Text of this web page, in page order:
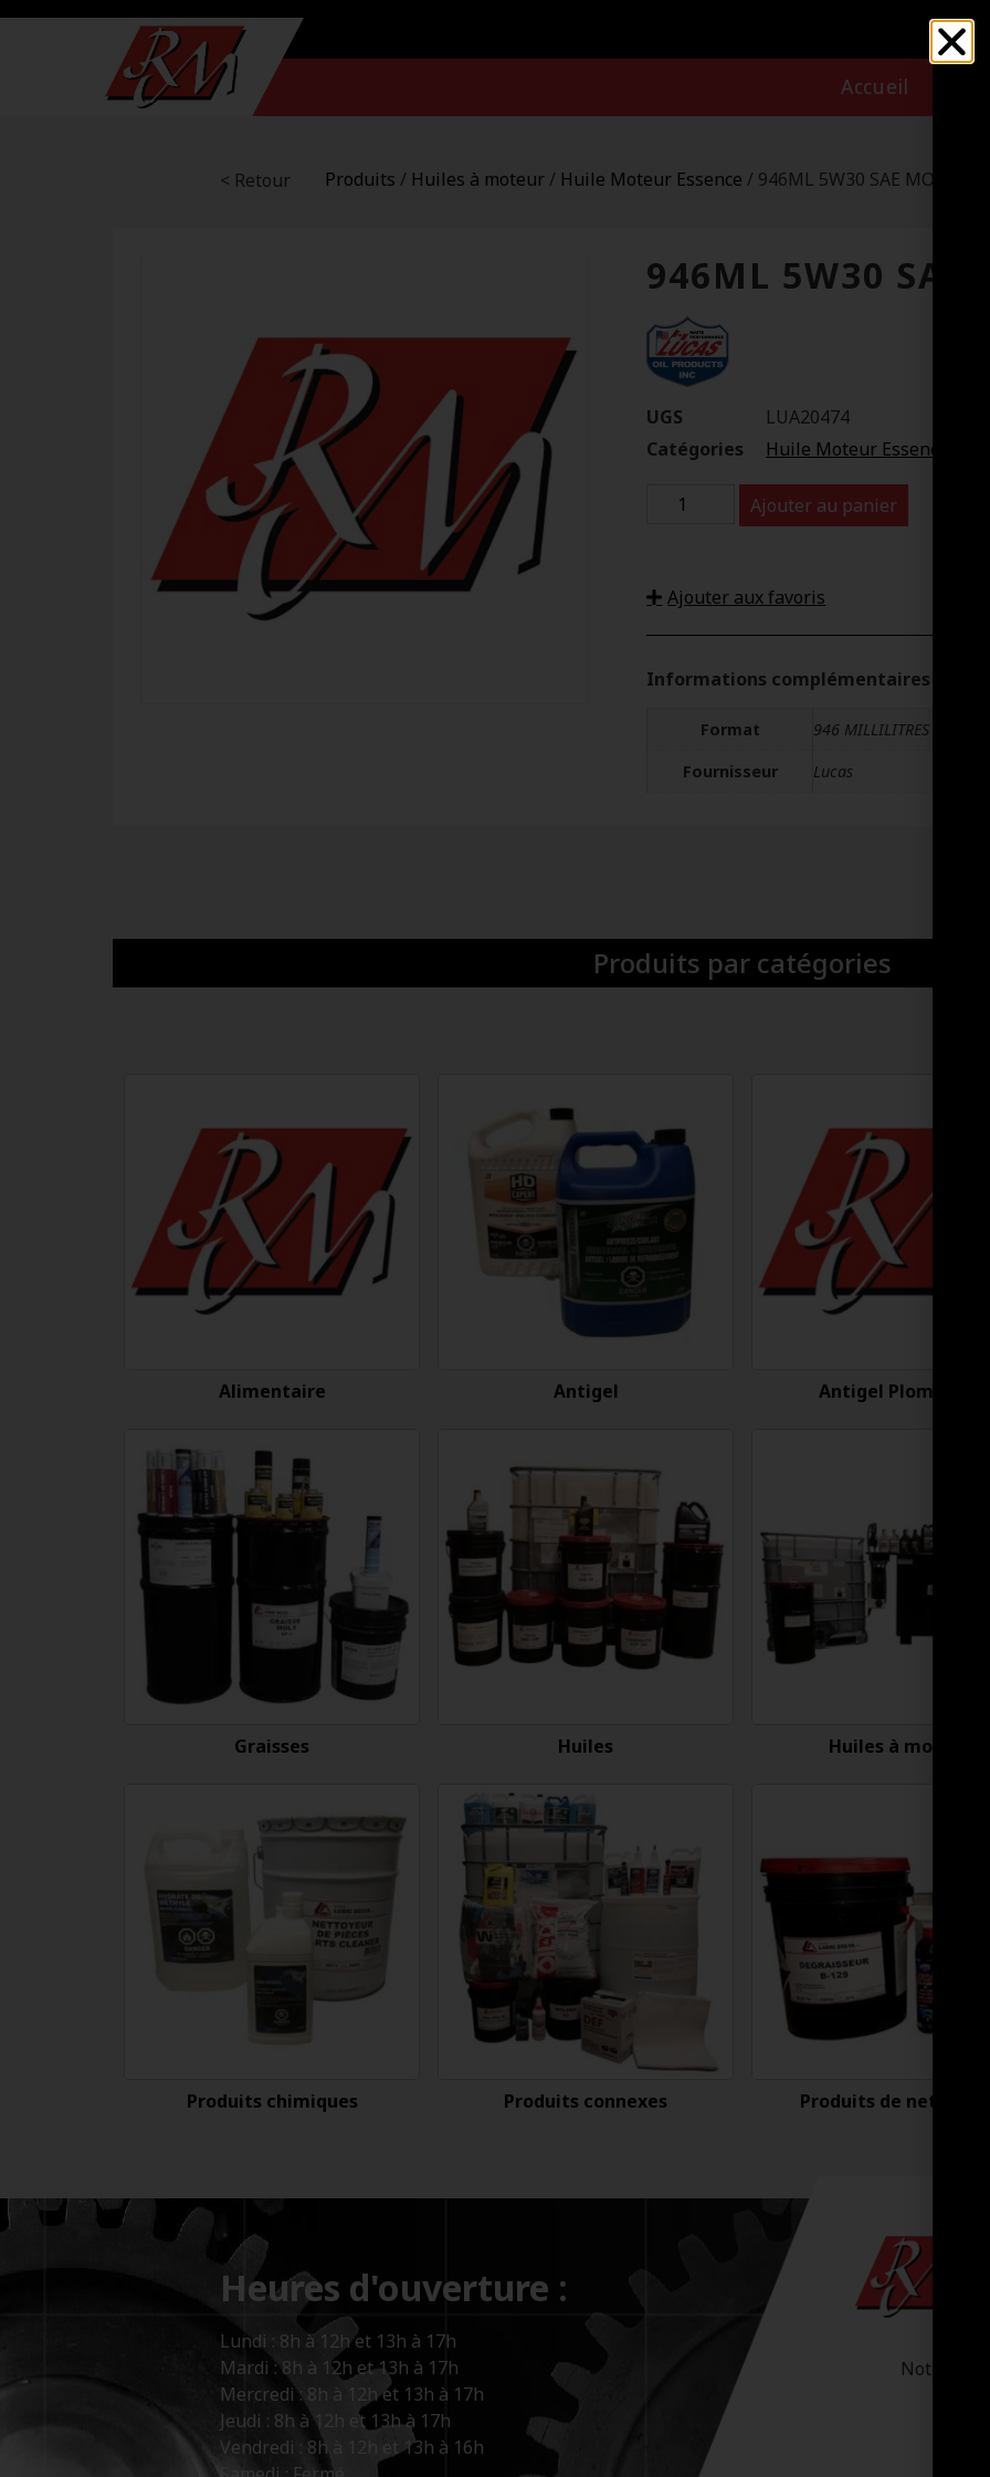
Accueil
< Retour Produits / Huiles à moteur/ Huile Moteur Essence / 946ML 5W30 SAE MOTOR
946ML 5W30 SAE
UGS
LUA20474
Catégories
Huile Moteur Essence
Ajouter au panier
Ajouter aux favoris
Informations complémentaires
Format
946 MILLILITRES
Fournisseur
Lucas
Produits par catégories
Alimentaire Antigel Antigel Plomberie
Graisses Huiles Huiles à moteur
Produits chimiques Produits connexes Produits de nettoyage
Heures d'ouverture :
Lundi : 8h à 12h et 13h à 17h
Mardi : 8h à 12h et 13h à 17h
Mercredi : 8h à 12h et 13h à 17h
Jeudi : 8h à 12h et 13h à 17h
Vendredi : 8h à 12h et 13h à 16h
Notre-